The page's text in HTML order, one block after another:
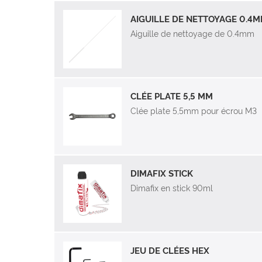
AIGUILLE DE NETTOYAGE
Aiguille de nettoyage de 0.4mm
CLÉE PLATE 5,5 MM
Clée plate 5,5mm pour écrou M3
DIMAFIX STICK
Dimafix en stick 90ml
JEU DE CLÉES HEX